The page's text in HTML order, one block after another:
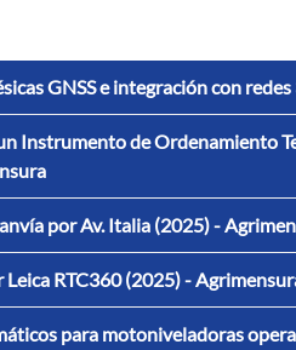
GNSS e integración con
Instrumento de Ordenamiento
por Av. Italia (2025) -
RTC360 (2025) -
para motoniveladoras